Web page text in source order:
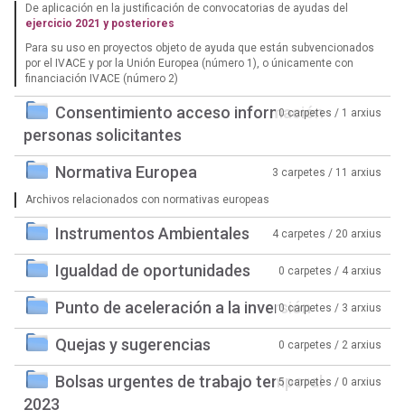
De aplicación en la justificación de convocatorias de ayudas del
ejercicio 2021 y posteriores
Para su uso en proyectos objeto de ayuda que están subvencionados
por el IVACE y por la Unión Europea (número 1), o únicamente con
financiación IVACE (número 2)
Consentimiento acceso información
personas solicitantes
0 carpetes / 1 arxius
Normativa Europea 3 carpetes / 11 arxius
Archivos relacionados con normativas europeas
Instrumentos Ambientales 4 carpetes / 20 arxius
Igualdad de oportunidades 0 carpetes / 4 arxius
Punto de aceleración a la inversión0 carpetes / 3 arxius
Quejas y sugerencias 0 carpetes / 2 arxius
Bolsas urgentes de trabajo temporal
2023
5 carpetes / 0 arxius